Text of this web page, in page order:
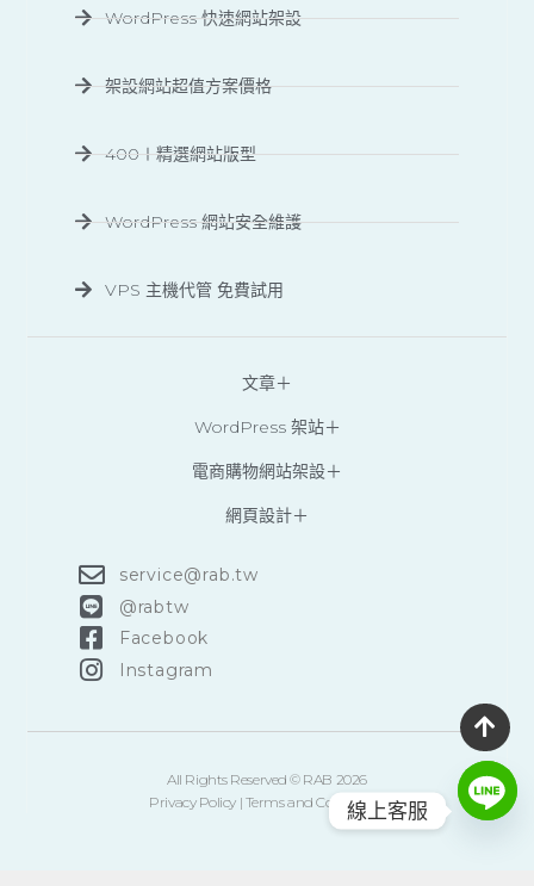
WordPress 快速網站架設
架設網站超值方案價格
400＋精選網站版型
WordPress 網站安全維護
VPS 主機代管 免費試用
文章＋
WordPress 架站＋
電商購物網站架設＋
網頁設計＋
service@rab.tw
@‌rabtw
Facebook
Instagram
All Rights Reserved © RAB 2026
Privacy Policy | Terms and Conditions線上客服